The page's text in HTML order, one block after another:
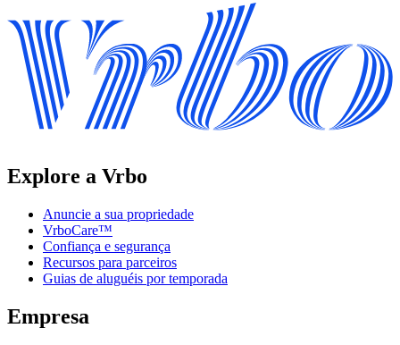
Explore a Vrbo
Anuncie a sua propriedade
VrboCare™
Confiança e segurança
Recursos para parceiros
Guias de aluguéis por temporada
Empresa